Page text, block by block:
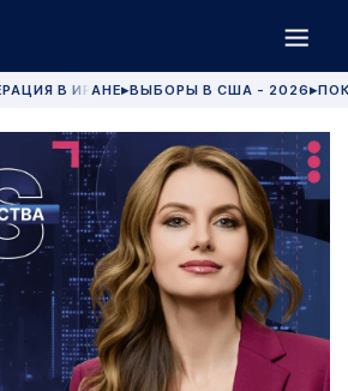
В ИРАНЕ▶ВЫБОРЫ В США - 2026 ▶